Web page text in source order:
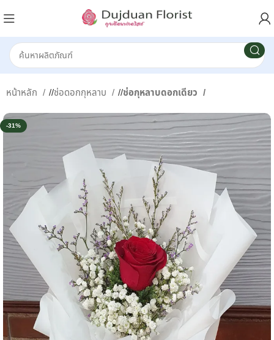
หน้าหลัก / ช่อดอกกุหลาบ / ช่อกุหลาบดอกเดียว
-31%